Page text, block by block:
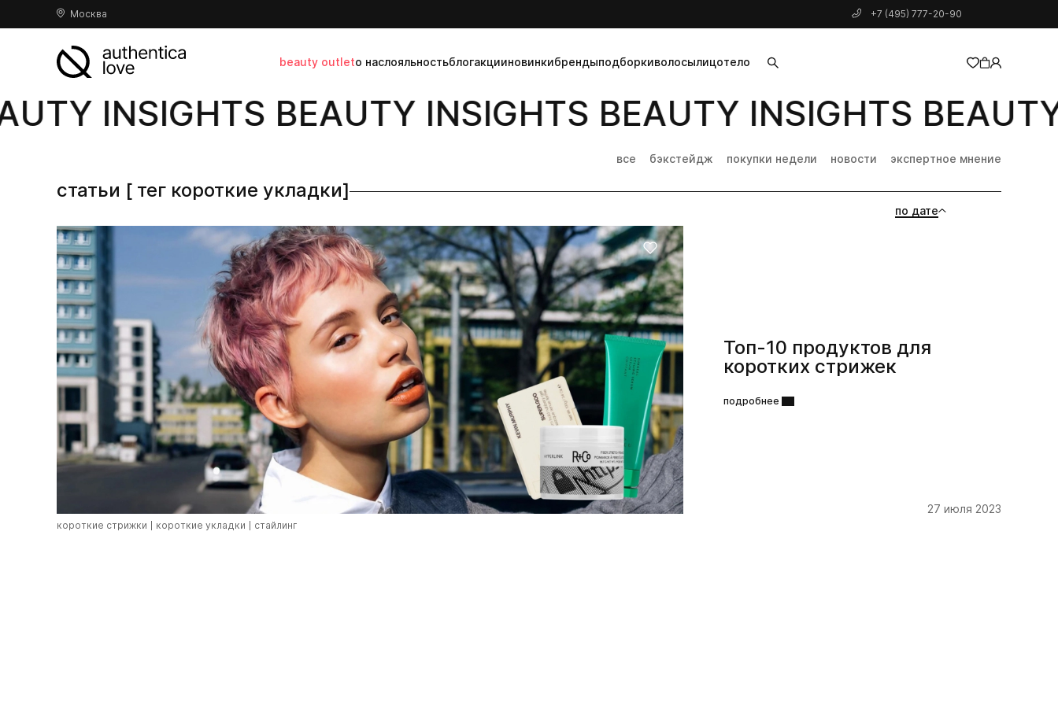
Москва +7 (495) 777-20-90
beauty outletо наслояльностьблогакцииновинкибрендыподборкиволосылицотело
добавлен в корзину
INSIGHTS BEAUTY INSIGHTS BEAUTY INSIGHTS
все бэкстейдж покупки недели новости экспертное мнение
статьи [ тег короткие укладки]
по дате
Топ-10 продуктов для
коротких стрижек
подробнее
27 июля 2023
короткие стрижки короткие укладки стайлинг